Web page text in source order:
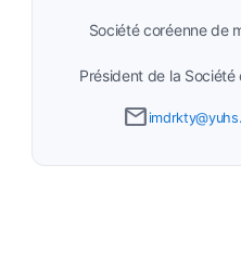
Société coréenne de
Président de la
travaillant comme
à l'hôpital
email